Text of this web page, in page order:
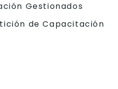
Gestionados
de Capacitación